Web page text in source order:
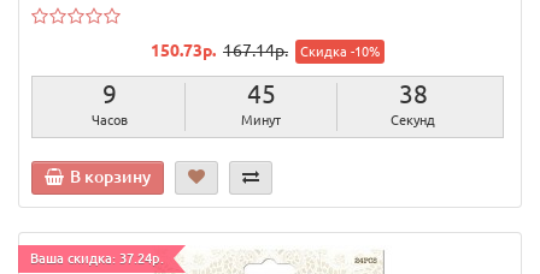
150.73р. 167.14р. Скидка -10%
9
Часов
45
Минут
37
Секунд
В корзину
Ваша скидка: 37.24р.